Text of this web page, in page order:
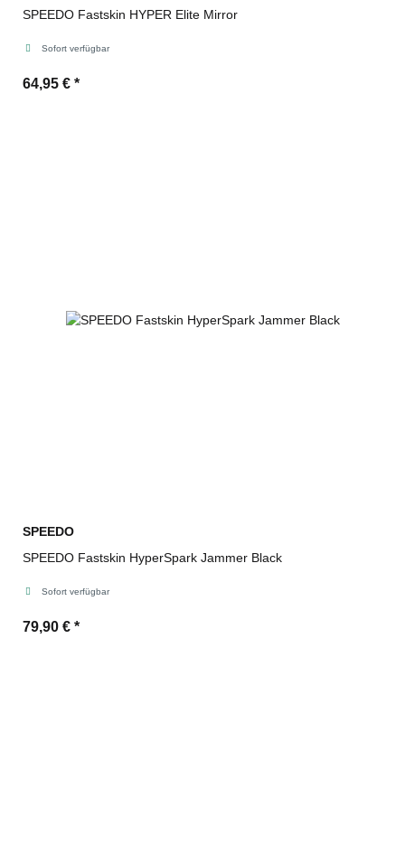
SPEEDO Fastskin HYPER Elite Mirror
Sofort verfügbar
64,95 € *
SPEEDO
SPEEDO Fastskin HyperSpark Jammer Black
Sofort verfügbar
79,90 € *